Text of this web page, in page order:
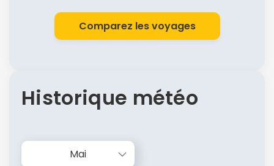
Comparez les voyages
Historique météo
Mai